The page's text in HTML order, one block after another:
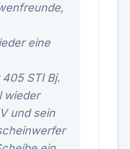
eine
STI Bj.
wieder
und sein